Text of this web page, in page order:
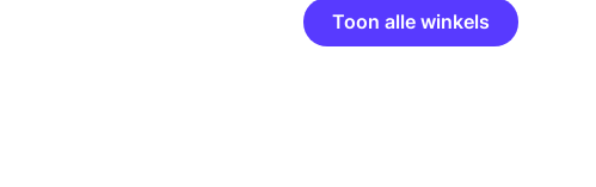
Toon alle winkels